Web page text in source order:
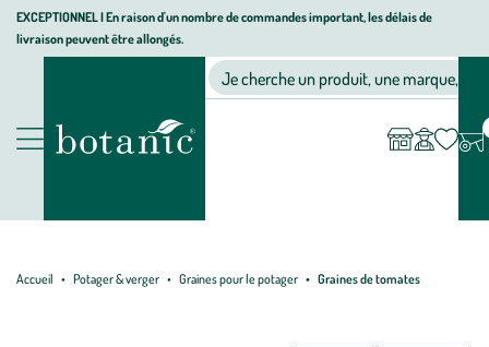
Aller
Aller
au
Aller
au
page
EXCEPTIONNEL I En raison d'un nombre de commandes important, les délais de
livraison peuvent être allongés.
Nos
animalerie,
décoration,
botanic®
Je cherche un produit, une marque, un
compte
Accueil Potager & verger Graines pour le potager Graines de tomates